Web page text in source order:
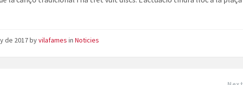
de 2017byvilafames inNoticies